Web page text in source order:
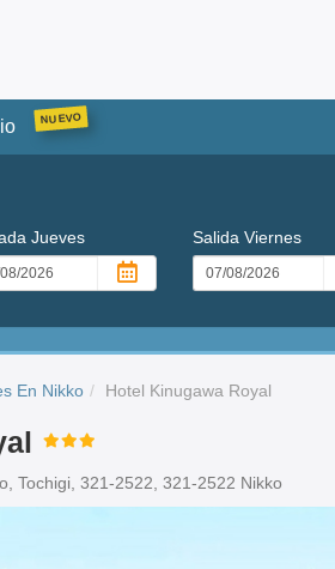
Jueves SalidaViernes
En Nikko Hotel Kinugawa Royal
Tochigi, 321-2522, 321-2522 Nikko